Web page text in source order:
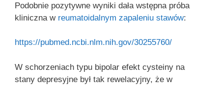
Podobnie pozytywne wyniki dała wstępna próba
kliniczna w reumatoidalnym zapaleniu stawów:
https://pubmed.ncbi.nlm.nih.gov/30255760/
W schorzeniach typu bipolar efekt cysteiny na
stany depresyjne był tak rewelacyjny, że w